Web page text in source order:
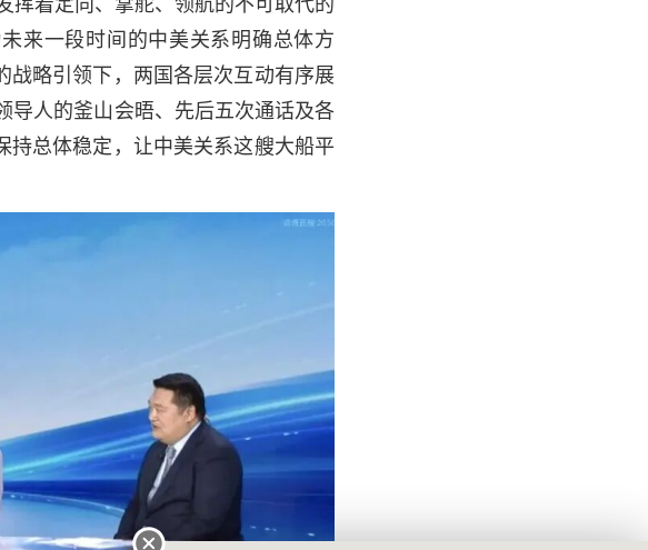
来一段时间的中美关系明确总体方
略引领下，两国各层次互动有序展
导人的釜山会晤、先后五次通话及各
总体稳定，让中美关系这艘大船平